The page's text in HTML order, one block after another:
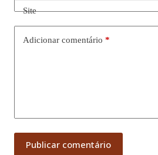
Site
Adicionar comentário *
Publicar comentário